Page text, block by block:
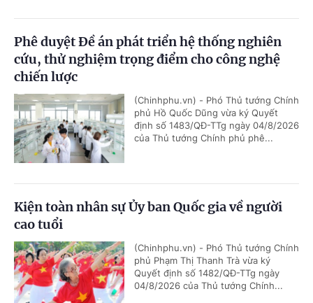
Phê duyệt Đề án phát triển hệ thống nghiên
cứu, thử nghiệm trọng điểm cho công nghệ
chiến lược
(Chinhphu.vn) - Phó Thủ tướng Chính
phủ Hồ Quốc Dũng vừa ký Quyết
định số 1483/QĐ-TTg ngày 04/8/2026
của Thủ tướng Chính phủ phê...
Kiện toàn nhân sự Ủy ban Quốc gia về người
cao tuổi
(Chinhphu.vn) - Phó Thủ tướng Chính
phủ Phạm Thị Thanh Trà vừa ký
Quyết định số 1482/QĐ-TTg ngày
04/8/2026 của Thủ tướng Chính...